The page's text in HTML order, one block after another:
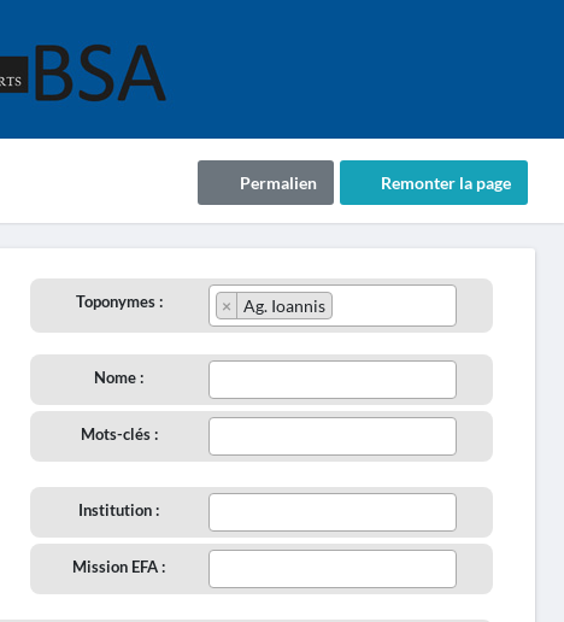
Remonter la page
Permalien
Toponymes : × Ag. Ioannis
Nome :
Mots-clés :
Institution :
Mission EFA :